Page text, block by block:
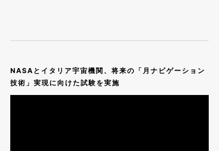
NASAとイタリア宇宙機関、将来の「月ナビゲーション
技術」実現に向けた試験を実施